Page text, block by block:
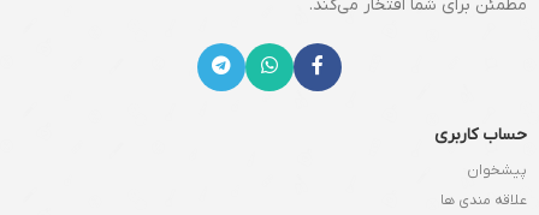
مطمئن برای شما افتخار می‌کند.
حساب کاربری
پیشخوان
علاقه مندی ها